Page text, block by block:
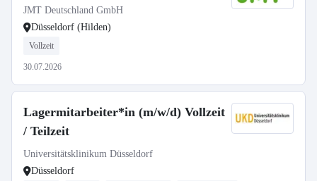
JMT Deutschland GmbH
Düsseldorf (Hilden)
Vollzeit
30.07.2026
Lagermitarbeiter*in (m/w/d) Vollzeit
/ Teilzeit
Universitätsklinikum Düsseldorf
Düsseldorf